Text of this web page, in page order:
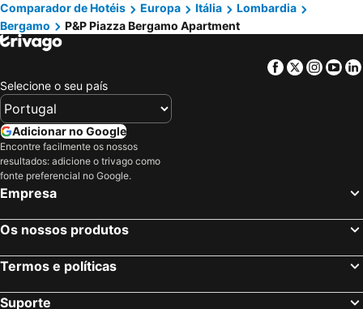
Comparador de Hotéis
Europa Itália
Lombardia
Bergamo
P&P Piazza Bergamo Apartment
Facebook
Twitter
Selecione o seu país
Adicionar no Google
Encontre facilmente os nossos
resultados: adicione o trivago como
fonte preferencial no Google.
Empresa
Os nossos produtos
Termos e políticas
Suporte